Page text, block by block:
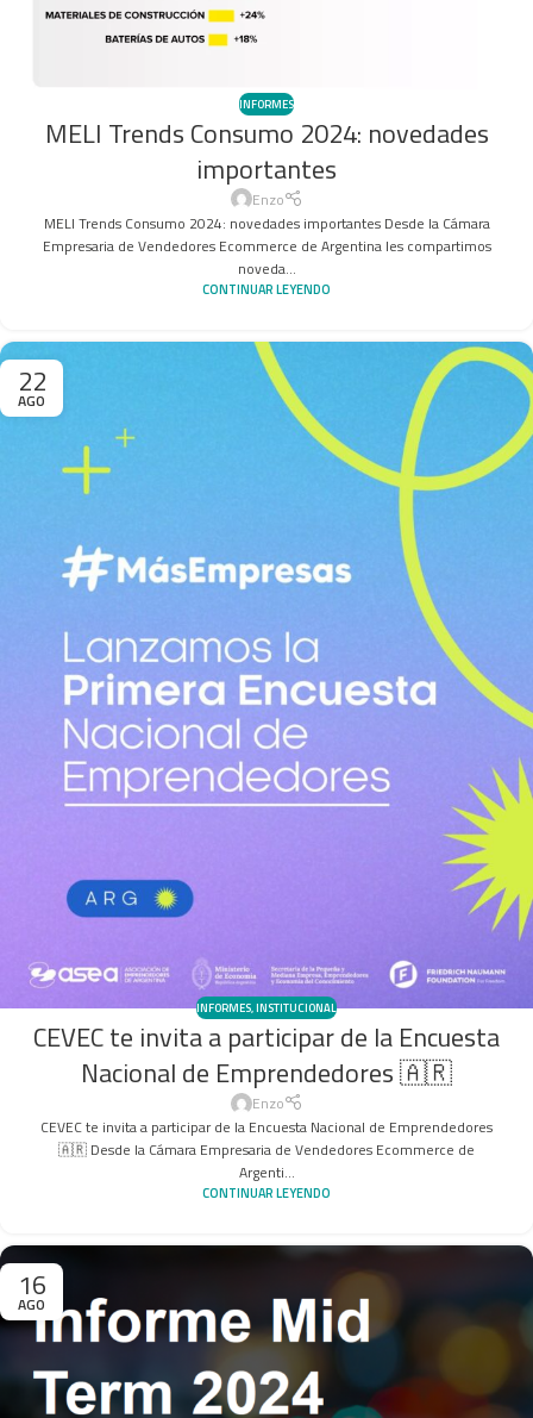
INFORMES
MELI Trends Consumo 2024: novedades
importantes
Enzo
MELI Trends Consumo 2024: novedades importantes Desde la Cámara
Empresaria de Vendedores Ecommerce de Argentina les compartimos
noveda...
CONTINUAR LEYENDO
22
AGO
INFORMES,INSTITUCIONAL
CEVEC te invita a participar de la Encuesta
Nacional de Emprendedores 🇦🇷
Enzo
CEVEC te invita a participar de la Encuesta Nacional de Emprendedores
🇦🇷 Desde la Cámara Empresaria de Vendedores Ecommerce de
Argenti...
CONTINUAR LEYENDO
16
AGO